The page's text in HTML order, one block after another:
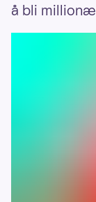
å bli